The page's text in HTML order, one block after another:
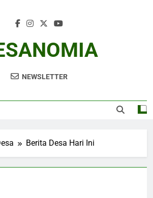
NEWSLETTER
Berita Desa Hari Ini